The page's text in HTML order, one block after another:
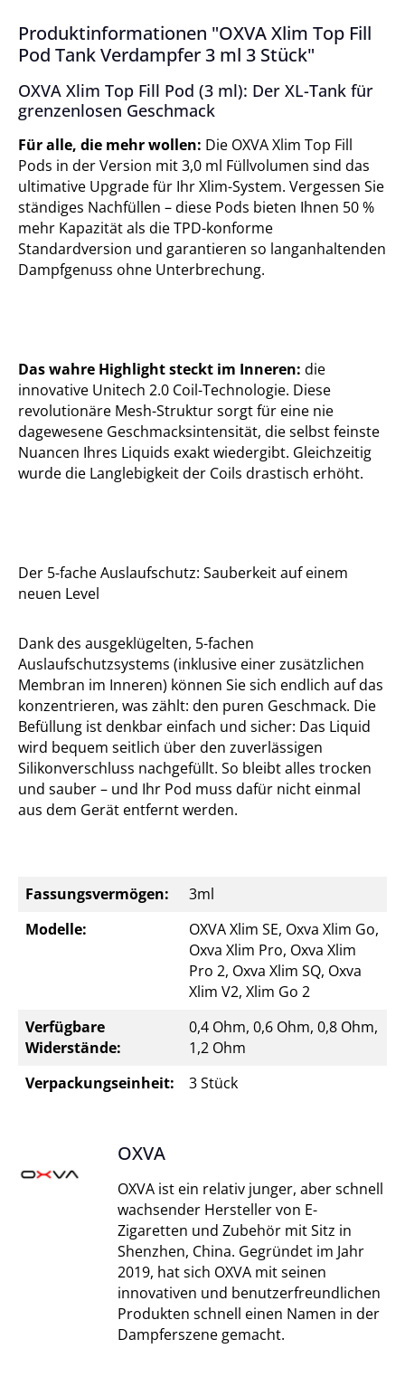
Produktinformationen "OXVA Xlim Top Fill
Pod Tank Verdampfer 3 ml 3 Stück"
OXVA Xlim Top Fill Pod (3 ml): Der XL-Tank für
grenzenlosen Geschmack
Für alle, die mehr wollen: Die OXVA Xlim Top Fill
Pods in der Version mit 3,0 ml Füllvolumen sind das
ultimative Upgrade für Ihr Xlim-System. Vergessen Sie
ständiges Nachfüllen – diese Pods bieten Ihnen 50 %
mehr Kapazität als die TPD-konforme
Standardversion und garantieren so langanhaltenden
Dampfgenuss ohne Unterbrechung.
Das wahre Highlight steckt im Inneren: die
innovative Unitech 2.0 Coil-Technologie. Diese
revolutionäre Mesh-Struktur sorgt für eine nie
dagewesene Geschmacksintensität, die selbst feinste
Nuancen Ihres Liquids exakt wiedergibt. Gleichzeitig
wurde die Langlebigkeit der Coils drastisch erhöht.
Der 5-fache Auslaufschutz: Sauberkeit auf einem
neuen Level
Dank des ausgeklügelten, 5-fachen
Auslaufschutzsystems (inklusive einer zusätzlichen
Membran im Inneren) können Sie sich endlich auf das
konzentrieren, was zählt: den puren Geschmack. Die
Befüllung ist denkbar einfach und sicher: Das Liquid
wird bequem seitlich über den zuverlässigen
Silikonverschluss nachgefüllt. So bleibt alles trocken
und sauber – und Ihr Pod muss dafür nicht einmal
aus dem Gerät entfernt werden.
Fassungsvermögen:
3ml
Modelle:
OXVA Xlim SE, Oxva Xlim Go,
Oxva Xlim Pro, Oxva Xlim
Pro 2, Oxva Xlim SQ, Oxva
Xlim V2, Xlim Go 2
Verfügbare
Widerstände:
0,4 Ohm, 0,6 Ohm, 0,8 Ohm,
1,2 Ohm
Verpackungseinheit:
3 Stück
OXVA
OXVA ist ein relativ junger, aber schnell
wachsender Hersteller von E-
Zigaretten und Zubehör mit Sitz in
Shenzhen, China. Gegründet im Jahr
2019, hat sich OXVA mit seinen
innovativen und benutzerfreundlichen
Produkten schnell einen Namen in der
Dampferszene gemacht.